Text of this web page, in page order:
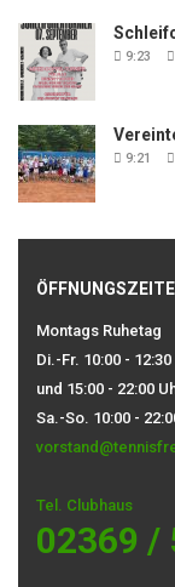
9:23
9:21
Montags Ruhetag
Di.-Fr. 10:00 -
und 15:00 - 22:00
Sa.-So. 10:00 -
Tel. Clubhaus
02369 /